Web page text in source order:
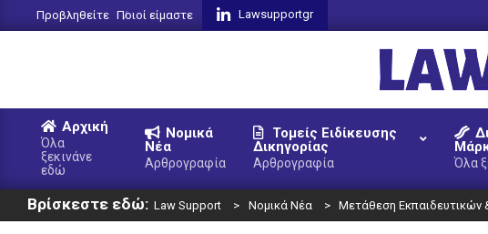
to
Προβληθείτε Ποιοί είμαστε Lawsupportgr
LAW
Primary
Menu
Αρχική
Όλα
ξεκινάνε
εδώ
Νομικά
Νέα
Αρθρογραφία
Τομείς Ειδίκευσης
Δικηγορίας
Αρθρογραφία Όλα
Βρίσκεστε εδώ: Law Support > Νομικά Νέα > Μετάθεση Εκπαιδευτικών